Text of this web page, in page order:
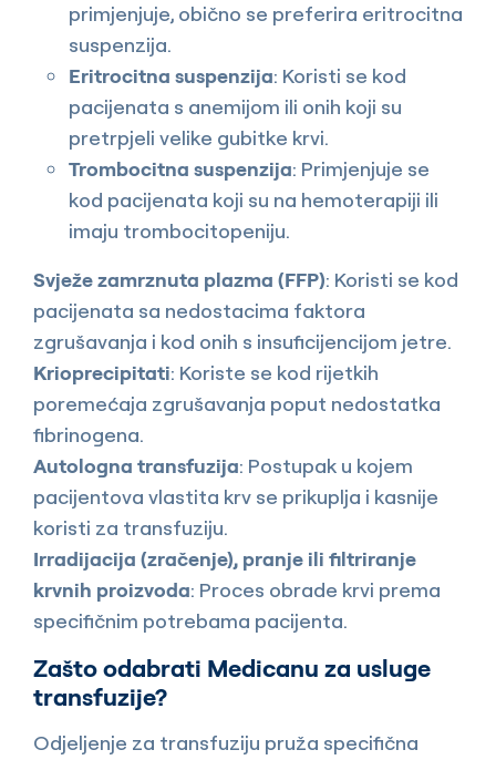
primjenjuje, obično se preferira eritrocitna
suspenzija.
Eritrocitna suspenzija: Koristi se kod
pacijenata s anemijom ili onih koji su
pretrpjeli velike gubitke krvi.
Trombocitna suspenzija: Primjenjuje se
kod pacijenata koji su na hemoterapiji ili
imaju trombocitopeniju.
Svježe zamrznuta plazma (FFP): Koristi se kod
pacijenata sa nedostacima faktora
zgrušavanja i kod onih s insuficijencijom jetre.
Krioprecipitati: Koriste se kod rijetkih
poremećaja zgrušavanja poput nedostatka
fibrinogena.
Autologna transfuzija: Postupak u kojem
pacijentova vlastita krv se prikuplja i kasnije
koristi za transfuziju.
Irradijacija (zračenje), pranje ili filtriranje
krvnih proizvoda: Proces obrade krvi prema
specifičnim potrebama pacijenta.
Zašto odabrati Medicanu za usluge
transfuzije?
Odjeljenje za transfuziju pruža specifična